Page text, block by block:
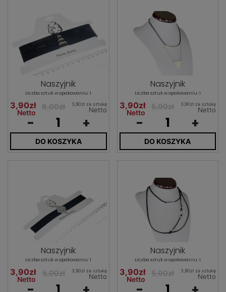
Naszyjnik
Liczba sztuk w opakowaniu: 1
3,90zł
Netto
6,00zł 3,90zł za sztukę
Netto
- +
DO KOSZYKA
Naszyjnik
Liczba sztuk w opakowaniu: 1
3,90zł
Netto
5,00zł 3,90zł za sztukę
Netto
- +
DO KOSZYKA
Naszyjnik
Liczba sztuk w opakowaniu: 1
3,90zł
Netto
5,00zł 3,90zł za sztukę
Netto
Naszyjnik
Liczba sztuk w opakowaniu: 1
3,90zł
Netto
5,00zł 3,90zł za sztukę
Netto